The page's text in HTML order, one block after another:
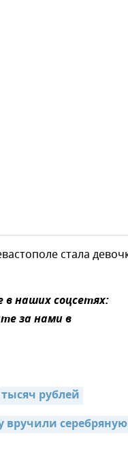
стала
наших соцсетях:
за нами в
рублей
серебряную